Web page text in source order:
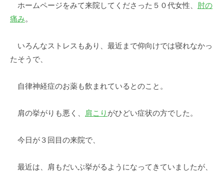
ホームページをみて来院してくださった５０代女性、 肘の
痛み。
いろんなストレスもあり、最近まで仰向けでは寝れなかっ
たそうで、
自律神経症のお薬も飲まれているとのこと。
肩の挙がりも悪く、 肩こり がひどい症状の方でした。
今日が３回目の来院で、
最近は、肩もだいぶ挙がるようになってきていましたが、